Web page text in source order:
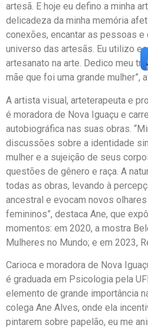
artesã. E hoje eu defino a minha
delicadeza da minha memória
conexões, encantar as pessoas e
universo das artesãs. Eu utilizo
artesanato na arte. Dedico meu
mãe que foi uma grande mulher”,
A artista visual, arteterapeuta e
é moradora de Nova Iguaçu e
autobiográfica nas suas obras.
discussões sobre a identidade
mulher e a sujeição de seus
questões de gênero e raça. A
todas as obras, levando à
ancestral e evocam novos
femininos”, destaca Ane, que
momentos: em 2020, a mostra
Mulheres no Mundo; e em 2023,
Carioca e moradora de Nova
é graduada em Psicologia pela
elemento de grande importância
colega Ane Alves, onde ela
pintarem sobre papelão, eu me